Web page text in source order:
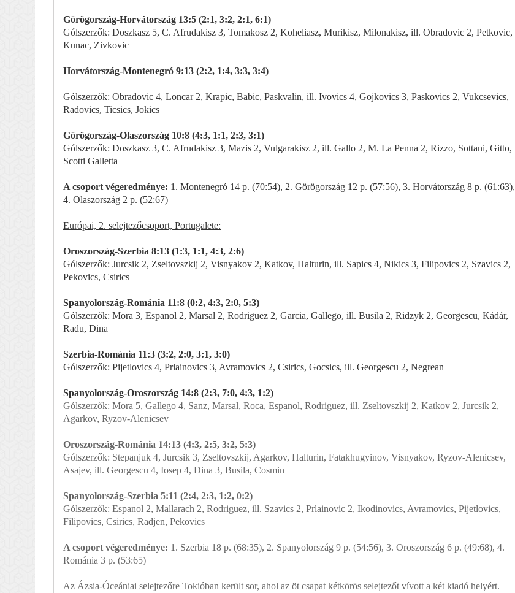
Görögország-Horvátország 13:5 (2:1, 3:2, 2:1, 6:1)
Gólszerzők: Doszkasz 5, C. Afrudakisz 3, Tomakosz 2, Koheliasz, Murikisz, Milonakisz, ill. Obradovic 2, Petkovic,
Kunac, Zivkovic
Horvátország-Montenegró 9:13 (2:2, 1:4, 3:3, 3:4)
Gólszerzők: Obradovic 4, Loncar 2, Krapic, Babic, Paskvalin, ill. Ivovics 4, Gojkovics 3, Paskovics 2, Vukcsevics,
Radovics, Ticsics, Jokics
Görögország-Olaszország 10:8 (4:3, 1:1, 2:3, 3:1)
Gólszerzők: Doszkasz 3, C. Afrudakisz 3, Mazis 2, Vulgarakisz 2, ill. Gallo 2, M. La Penna 2, Rizzo, Sottani, Gitto,
Scotti Galletta
A csoport végeredménye: 1. Montenegró 14 p. (70:54), 2. Görögország 12 p. (57:56), 3. Horvátország 8 p. (61:63),
4. Olaszország 2 p. (52:67)
Európai, 2. selejtezőcsoport, Portugalete:
Oroszország-Szerbia 8:13 (1:3, 1:1, 4:3, 2:6)
Gólszerzők: Jurcsik 2, Zseltovszkij 2, Visnyakov 2, Katkov, Halturin, ill. Sapics 4, Nikics 3, Filipovics 2, Szavics 2,
Pekovics, Csirics
Spanyolország-Románia 11:8 (0:2, 4:3, 2:0, 5:3)
Gólszerzők: Mora 3, Espanol 2, Marsal 2, Rodriguez 2, Garcia, Gallego, ill. Busila 2, Ridzyk 2, Georgescu, Kádár,
Radu, Dina
Szerbia-Románia 11:3 (3:2, 2:0, 3:1, 3:0)
Gólszerzők: Pijetlovics 4, Prlainovics 3, Avramovics 2, Csirics, Gocsics, ill. Georgescu 2, Negrean
Spanyolország-Oroszország 14:8 (2:3, 7:0, 4:3, 1:2)
Gólszerzők: Mora 5, Gallego 4, Sanz, Marsal, Roca, Espanol, Rodriguez, ill. Zseltovszkij 2, Katkov 2, Jurcsik 2,
Agarkov, Ryzov-Alenicsev
Oroszország-Románia 14:13 (4:3, 2:5, 3:2, 5:3)
Gólszerzők: Stepanjuk 4, Jurcsik 3, Zseltovszkij, Agarkov, Halturin, Fatakhugyinov, Visnyakov, Ryzov-Alenicsev,
Asajev, ill. Georgescu 4, Iosep 4, Dina 3, Busila, Cosmin
Spanyolország-Szerbia 5:11 (2:4, 2:3, 1:2, 0:2)
Gólszerzők: Espanol 2, Mallarach 2, Rodriguez, ill. Szavics 2, Prlainovic 2, Ikodinovics, Avramovics, Pijetlovics,
Filipovics, Csirics, Radjen, Pekovics
A csoport végeredménye: 1. Szerbia 18 p. (68:35), 2. Spanyolország 9 p. (54:56), 3. Oroszország 6 p. (49:68), 4.
Románia 3 p. (53:65)
Az Ázsia-Óceániai selejtezőre Tokióban került sor, ahol az öt csapat kétkörös selejtezőt vívott a két kiadó helyért.